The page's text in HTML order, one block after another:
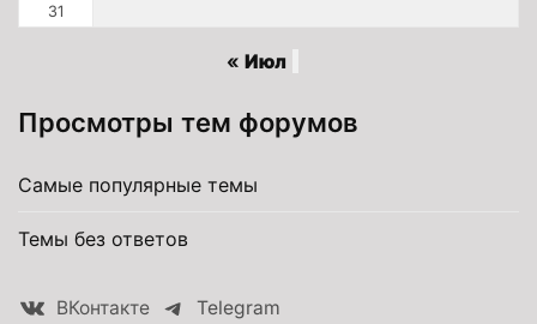
31
« Июл
Просмотры тем форумов
Самые популярные темы
Темы без ответов
ВКонтакте Telegram